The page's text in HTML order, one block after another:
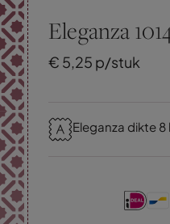
Eleganza
€ 5,25 p/stuk
Eleganza dikte